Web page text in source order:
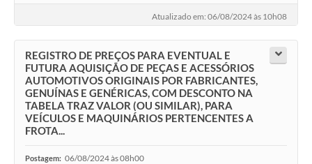
Atualizado em: 06/08/2024 às 10h08
REGISTRO DE PREÇOS PARA EVENTUAL E
FUTURA AQUISIÇÃO DE PEÇAS E ACESSÓRIOS
AUTOMOTIVOS ORIGINAIS POR FABRICANTES,
GENUÍNAS E GENÉRICAS, COM DESCONTO NA
TABELA TRAZ VALOR (OU SIMILAR), PARA
VEÍCULOS E MAQUINÁRIOS PERTENCENTES A
FROTA...
Postagem: 06/08/2024 às 08h00